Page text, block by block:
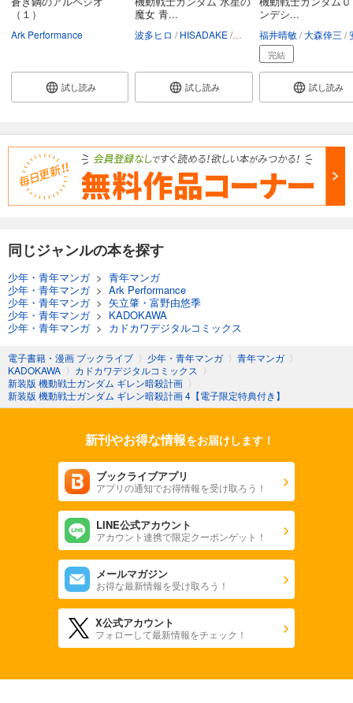
（１）
Ark Performance
試し読み
魔女 青...
波多ヒロ HISADAKE 矢立肇・富野由悠季
試し読み
ンデシ...
福井晴敏 大森倖三 安
完結
試し読み
同じジャンルの本を探す
少年・青年マンガ> 青年マンガ
少年・青年マンガ> Ark Performance
少年・青年マンガ> 矢立肇・富野由悠季
少年・青年マンガ> KADOKAWA
少年・青年マンガ> カドカワデジタルコミックス
電子書籍・漫画 ブックライブ 〉 少年・青年マンガ 〉 青年マンガ 〉
KADOKAWA 〉 カドカワデジタルコミックス 〉
新装版 機動戦士ガンダム ギレン暗殺計画 〉
新装版 機動戦士ガンダム ギレン暗殺計画 4【電子限定特典付き】
新刊やお得な情報をお届けします！
ブックライブアプリ
アプリの通知でお得情報を受け取ろう！
LINE公式アカウント
アカウント連携で限定クーポンゲット！
メールマガジン
お得な最新情報を受け取ろう！
X公式アカウント
フォローして最新情報をチェック！